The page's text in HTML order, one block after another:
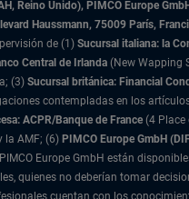
Reino Unido), PIMCO Europe
Haussmann, 75009 París,
de (1) Sucursal italiana: la
Central de Irlanda (New Wapping
(3) Sucursal británica: Financial
contempladas en los
ACPR/Banque de France (4 Place
la AMF; (6) PIMCO Europe GmbH
Europe GmbH están
quienes no deberían tomar
cuentan con los